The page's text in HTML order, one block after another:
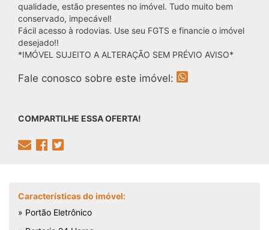
qualidade, estão presentes no imóvel. Tudo muito bem
conservado, impecável!
Fácil acesso à rodovias. Use seu FGTS e financie o imóvel
desejado!!
*IMÓVEL SUJEITO A ALTERAÇÃO SEM PRÉVIO AVISO*
Fale conosco sobre este imóvel:
COMPARTILHE ESSA OFERTA!
Características do imóvel:
» Portão Eletrônico